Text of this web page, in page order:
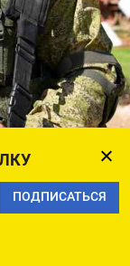
ПОДПИСАТЬСЯ